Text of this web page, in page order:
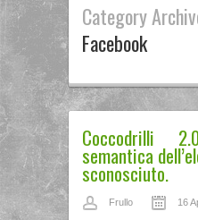
Category
Facebook
Coccodrilli
semantica
sconosciuto.
Frullo 16